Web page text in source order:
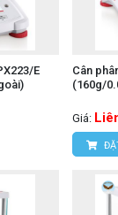
E
Cân
(160g/
Giá: